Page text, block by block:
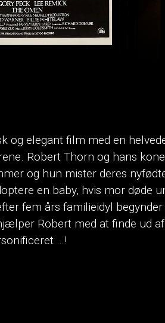
og elegant film med en
Robert Thorn og hans
og hun mister deres
en baby, hvis mor døde
fem års familieidyl
Robert med at finde ud
…!